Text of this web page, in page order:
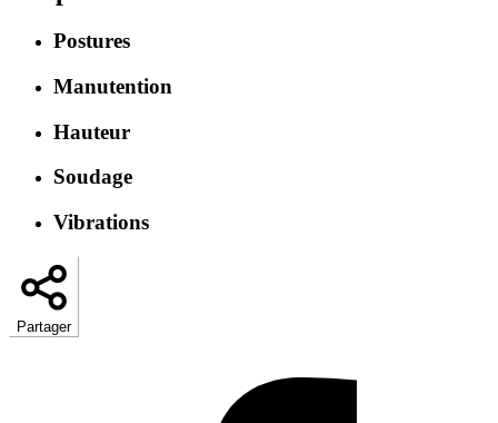
Postures
Manutention
Hauteur
Soudage
Vibrations
Partager